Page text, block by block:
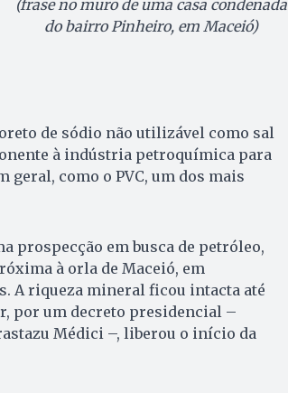
(frase no muro de uma casa condenada
do bairro Pinheiro, em Maceió)
de sódio não utilizável como sal
à indústria petroquímica para
como o PVC, um dos mais
prospecção em busca de petróleo,
à orla de Maceió, em
A riqueza mineral ficou intacta até
por um decreto presidencial –
Médici –, liberou o início da